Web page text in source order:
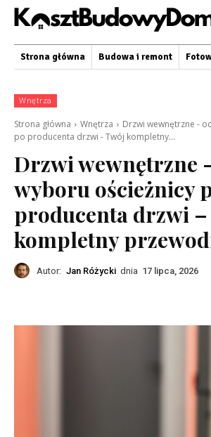
Strona główna Budowa i remont
Wnętrza
Strona główna Wnętrza
Drzwi wewnętrzne -
po producenta drzwi - Twój kompletny...
Drzwi wewnętrzne
wyboru ościeżnicy
producenta drzwi
kompletny
Autor: Jan Różycki dnia 17 lipca, 2026